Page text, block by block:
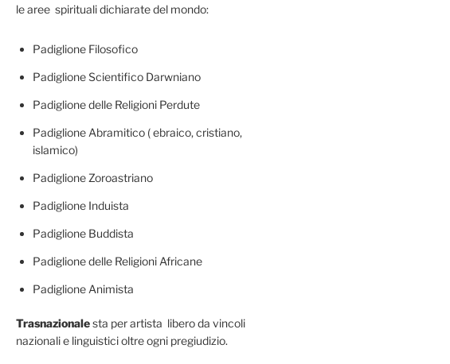
le aree spirituali dichiarate del mondo:
Padiglione Filosofico
Padiglione Scientifico Darwniano
Padiglione delle Religioni Perdute
Padiglione Abramitico ( ebraico, cristiano,
islamico)
Padiglione Zoroastriano
Padiglione Induista
Padiglione Buddista
Padiglione delle Religioni Africane
Padiglione Animista
Trasnazionalesta per artista libero da vincoli
nazionali e linguistici oltre ogni pregiudizio.